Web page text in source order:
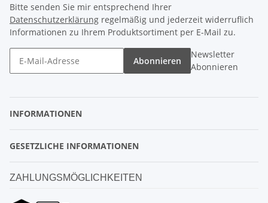
Bitte senden Sie mir entsprechend Ihrer
Datenschutzerklärung regelmäßig und jederzeit widerruflich
Informationen zu Ihrem Produktsortiment per E-Mail zu.
Abonnieren
Newsletter
Abonnieren
INFORMATIONEN
GESETZLICHE INFORMATIONEN
ZAHLUNGSMÖGLICHKEITEN